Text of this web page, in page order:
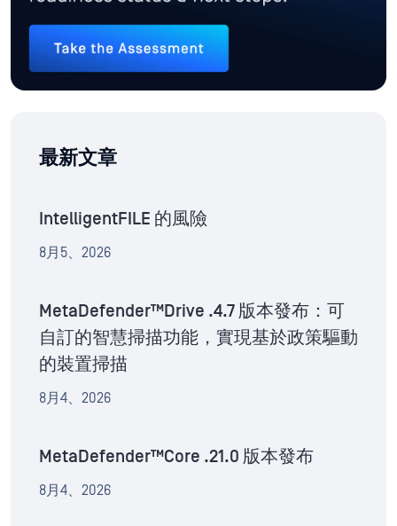
最新文章
IntelligentFILE 的風險
8月5、2026
MetaDefender™Drive .4.7 版本發布：可
自訂的智慧掃描功能，實現基於政策驅動
的裝置掃描
8月4、2026
MetaDefender™Core .21.0 版本發布
8月4、2026